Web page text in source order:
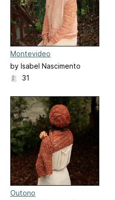
Montevideo
by Isabel Nascimento
31
Outono